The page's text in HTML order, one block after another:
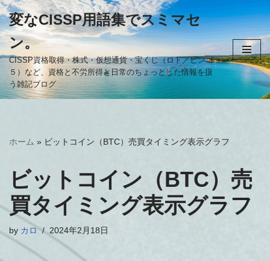
コ
ン
テ
ン
ツ
ッ
変なCISSP用語集でスミマセ
ン。
CISSP資格取得・株式・仮想通貨・宝くじ（ロト／ビンゴ
５）など、資格と不労所得と日常のちょっとした情報を扱
う雑記ブログ
ホーム » ビットコイン（BTC）売買タイミング表示グラフ
ビットコイン（BTC）売
買タイミング表示グラフ
by カロ 2024年2月18日